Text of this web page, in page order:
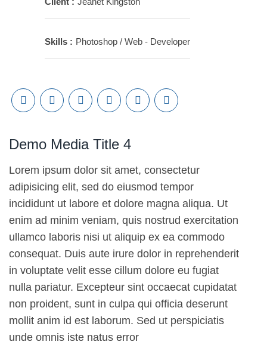
Skills : Photoshop / Web - Developer
Demo Media Title 4
Lorem ipsum dolor sit amet, consectetur
adipisicing elit, sed do eiusmod tempor
incididunt ut labore et dolore magna aliqua. Ut
enim ad minim veniam, quis nostrud exercitation
ullamco laboris nisi ut aliquip ex ea commodo
consequat. Duis aute irure dolor in reprehenderit
in voluptate velit esse cillum dolore eu fugiat
nulla pariatur. Excepteur sint occaecat cupidatat
non proident, sunt in culpa qui officia deserunt
mollit anim id est laborum. Sed ut perspiciatis
unde omnis iste natus error